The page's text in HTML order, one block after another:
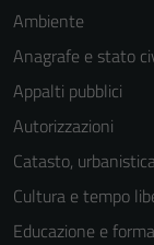
Ambiente
Anagrafe e stato
Appalti pubblici
Autorizzazioni
Catasto,
Cultura e tempo
Educazione e